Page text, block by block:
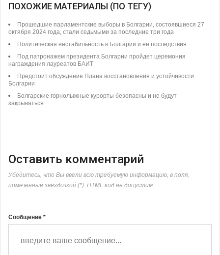
ПОХОЖИЕ МАТЕРИАЛЫ (ПО ТЕГУ)
Прошедшие парламентские выборы в Болгарии, состоявшиеся 27
октября 2024 года, стали седьмыми за последние три года
Политическая нестабильность в Болгарии и её последствия
Под патронажем президента Болгарии пройдет церемония
награждения лауреатов БАИТ
Предстоит обсуждение Плана восстановления и устойчивости
Болгарии
Болгарские горнолыжные курорты безопасны и не будут
закрываться
Оставить комментарий
Убедитесь, что Вы ввели всю требуемую информацию, в поля,
помеченные звёздочкой (*). HTML код не допустим.
Сообщение *